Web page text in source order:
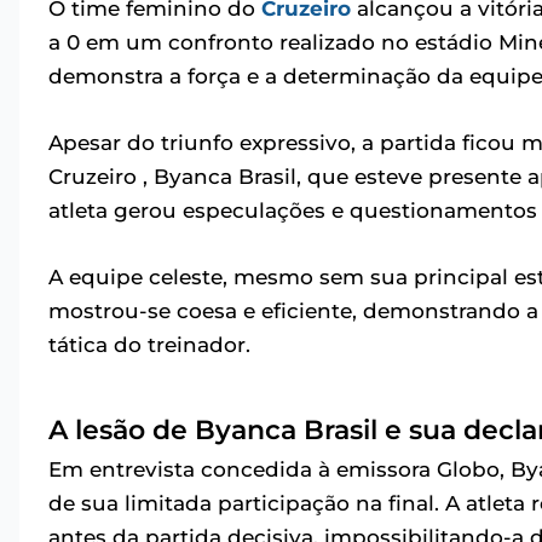
O time feminino do Cruzeiro alcançou a
a 0 em um confronto realizado no estádio
demonstra a força e a determinação da
Apesar do triunfo expressivo, a partida ficou
Cruzeiro , Byanca Brasil, que esteve
atleta gerou especulações e
A equipe celeste, mesmo sem sua principal
mostrou-se coesa e eficiente, demonstrando
tática do treinador.
A lesão de Byanca Brasil e sua
Em entrevista concedida à emissora Globo,
de sua limitada participação na final. A
antes da partida decisiva, impossibilitando-a